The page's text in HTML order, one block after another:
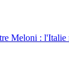
Meloni : l'Italie